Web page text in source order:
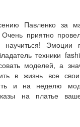
Павленко за
Очень приятно
научиться!
техники
моделей, а
в жизнь все
и на неделю
на платье